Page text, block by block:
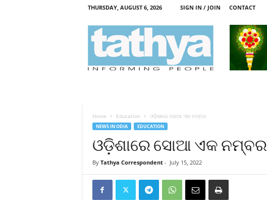
THURSDAY, AUGUST 6, 2026 SIGN IN / JOIN CONTACT
Home Education ଓଡ଼ିଶାରେ ସୋଆ ଏକ ନମ୍ବର
NEWS IN ODIA EDUCATION
ଓଡ଼ିଶାରେ ସୋଆ ଏକ ନମ୍ବର
By Tathya Correspondent- July 15, 2022